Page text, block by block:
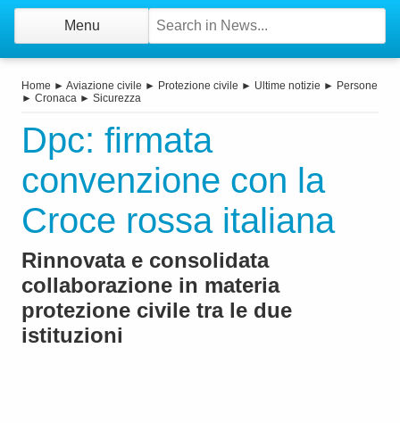
Menu
Home ► Aviazione civile ► Protezione civile ► Ultime notizie ► Persone
► Cronaca ► Sicurezza
Dpc: firmata
convenzione con la
Croce rossa italiana
Rinnovata e consolidata
collaborazione in materia
protezione civile tra le due
istituzioni